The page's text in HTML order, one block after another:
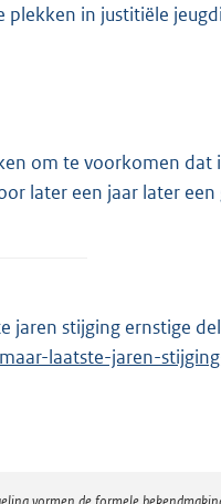
in justitiële
om te voorkomen
later een jaar later
jaren stijging ernstige
laatste-jaren-